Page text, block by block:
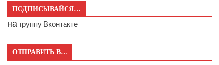
ПОДПИСЫВАЙСЯ…
на группу Вконтакте
ОТПРАВИТЬ В…